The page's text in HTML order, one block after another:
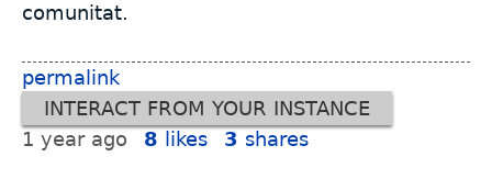
comunitat.
permalink
INTERACT FROM YOUR INSTANCE
1 year ago
8 likes 3 shares